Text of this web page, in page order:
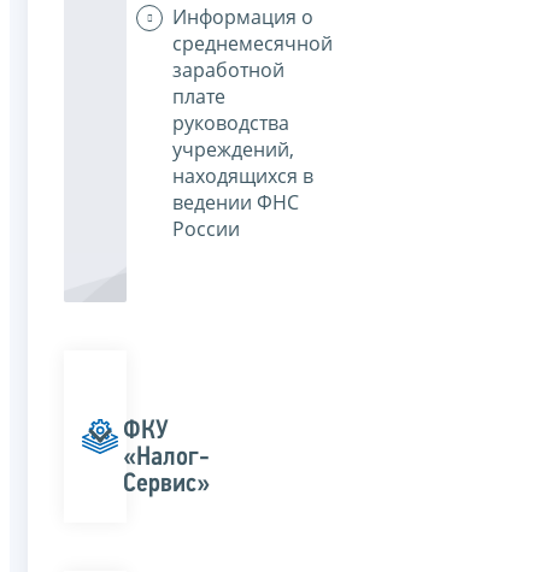
Информация о
среднемесячной
заработной
плате
руководства
учреждений,
находящихся в
ведении ФНС
России
ФКУ
«Налог-
Сервис»